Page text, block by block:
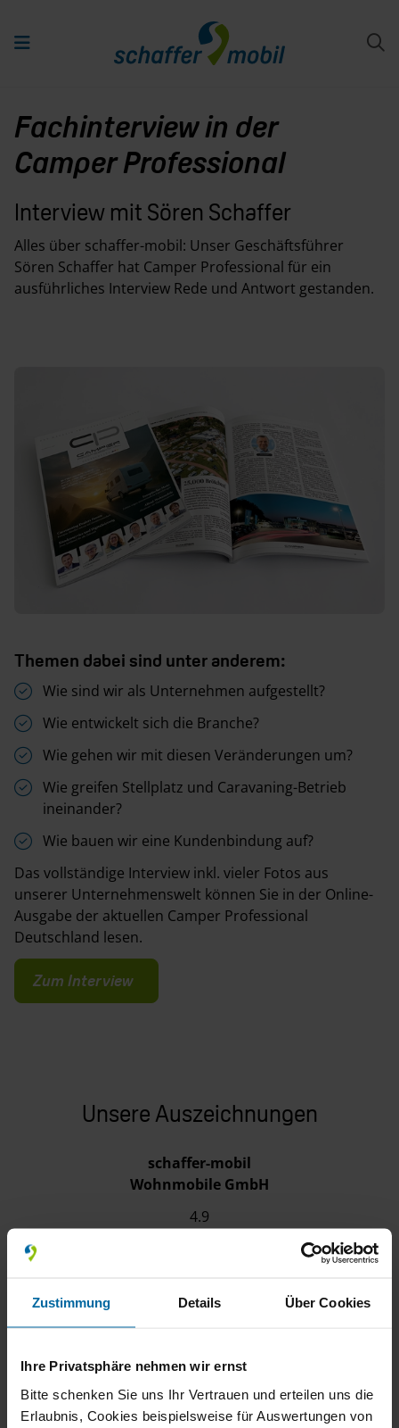
Zustimmung Details Über Cookies
Ihre Privatsphäre nehmen wir ernst
Bitte schenken Sie uns Ihr Vertrauen und erteilen uns die
Erlaubnis, Cookies beispielsweise für Auswertungen von
Fachinterview in der
Camper Professional
Interview mit Sören Schaffer
Alles über schaffer-mobil: Unser Geschäftsführer
Sören Schaffer hat Camper Professional für ein
ausführliches Interview Rede und Antwort gestanden.
Themen dabei sind unter anderem:
Wie sind wir als Unternehmen aufgestellt?
Wie entwickelt sich die Branche?
Wie gehen wir mit diesen Veränderungen um?
Wie greifen Stellplatz und Caravaning-Betrieb
ineinander?
Wie bauen wir eine Kundenbindung auf?
Das vollständige Interview inkl. vieler Fotos aus
unserer Unternehmenswelt können Sie in der Online-
Ausgabe der aktuellen Camper Professional
Deutschland lesen.
Zum Interview
Unsere Auszeichnungen
schaffer-mobil
Wohnmobile GmbH
4.9
Weiterempfehlungen
100%
Bereitgestellt von